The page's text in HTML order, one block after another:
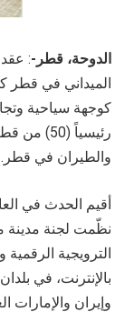
الدوحة، قطر-:
الميداني في قطر
كوجهة سياحية
رئيسياً
والطيران في قطر.
نظّمت لجنة
الترويجية
بالإنترنت، في
وإيران والإمارات